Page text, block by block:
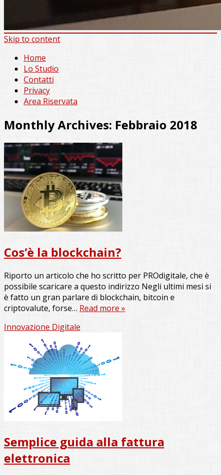
Skip to content
Home
Lo Studio
Contatti
Privacy
Area Riservata
Monthly Archives: Febbraio 2018
Cos’è la blockchain?
Riporto un articolo che ho scritto per PROdigitale, che è
possibile scaricare a questo indirizzo Negli ultimi mesi si
è fatto un gran parlare di blockchain, bitcoin e
criptovalute, forse… Read more »
Innovazione Digitale
Semplice guida alla fattura
elettronica